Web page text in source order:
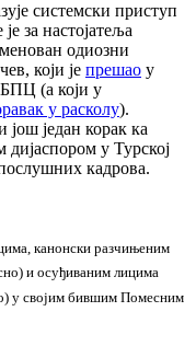
системски приступ
за настојатеља
одиозни
који је прешао у
(а који у
у расколу).
један корак ка
дијаспором у Турској
кадрова.
канонски разчињеним
и осуђиваним лицима
у својим бившим Помесним